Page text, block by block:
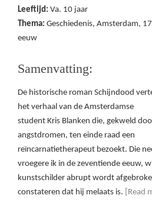
Leeftijd: Va. 10 jaar
Thema: Geschiedenis, Amsterdam,
eeuw
Samenvatting:
De historische roman Schijndood
het verhaal van de Amsterdamse
student Kris Blanken die, gekweld
angstdromen, ten einde raad een
reïncarnatietherapeut bezoekt. Die
vroegere ik in de zeventiende eeuw,
kunstschilder abrupt wordt
constateren dat hij melaats is.
[Read